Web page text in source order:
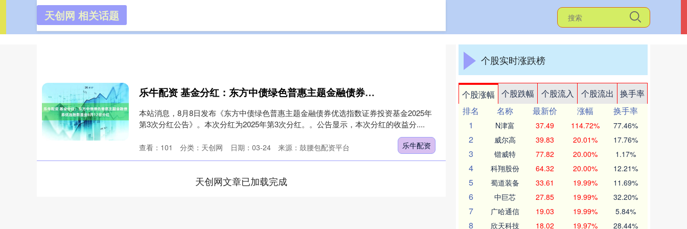
天创网 相关话题
乐牛配资 基金分红：东方中债绿色普惠主题金融债券优选指数基金8月12日分红
本站消息，8月8日发布《东方中债绿色普惠主题金融债券优选指数证券投资基金2025年
第3次分红公告》。本次分红为2025年第3次分红。。公告显示，本次分红的收益分....
乐牛配资
日期：03-24 来源：鼓腰包配资平台
查看： 101 分类： 天创网
天创网文章已加载完成
个股实时涨跌榜
个股涨幅 个股跌幅 个股流入 个股流出
换手率
排名
名称 最新价 涨幅
换手率
1
N津富 37.49 114.72% 77.46%
2 威尔高 39.83 20.01% 17.76%
3 锴威特 77.82 20.00% 1.17%
4 科翔股份 64.32 20.00% 12.21%
5 蜀道装备 33.61 19.99% 11.69%
6 中巨芯 27.85 19.99% 32.20%
7 广哈通信 19.03 19.99% 5.84%
8 欣天科技 18.02 19.97% 28.44%